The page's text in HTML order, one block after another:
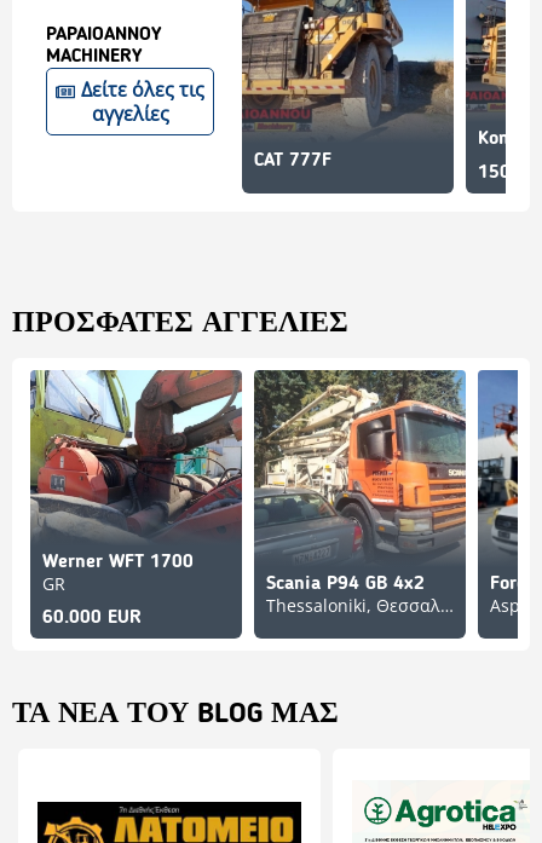
PAPAIOANNOY
MACHINERY
Δείτε όλες τις
αγγελίες
CAT 777F
ΠΡΌΣΦΑΤΕΣ ΑΓΓΕΛΊΕΣ
Werner WFT 1700
GR
60.000 EUR
Scania P94 GB 4x2
Thessaloniki, Θεσσαλονίκη, GR
Ford
ΤΑ ΝΈΑ ΤΟΥ BLOG ΜΑΣ